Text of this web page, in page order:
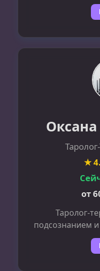
Оксана
★
от
Таролог-
подсознанием